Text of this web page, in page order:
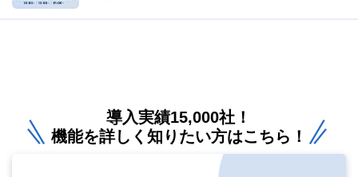
導入実績15,000社！
機能を詳しく知りたい方はこちら！